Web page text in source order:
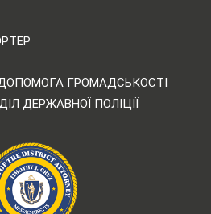
ГРОМАДСЬКОСТІ
ДЕРЖАВНОЇ ПОЛІЦІЇ